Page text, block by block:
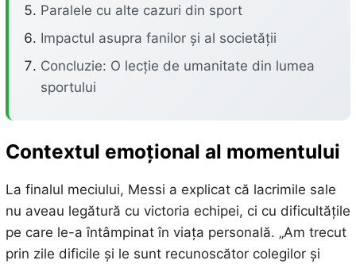
Paralele cu alte cazuri din sport
Impactul asupra fanilor și al societății
Concluzie: O lecție de umanitate din lumea
sportului
Contextul emoțional al momentului
La finalul meciului, Messi a explicat că lacrimile sale
nu aveau legătură cu victoria echipei, ci cu dificultățile
pe care le-a întâmpinat în viața personală. „Am trecut
prin zile dificile și le sunt recunoscător colegilor și